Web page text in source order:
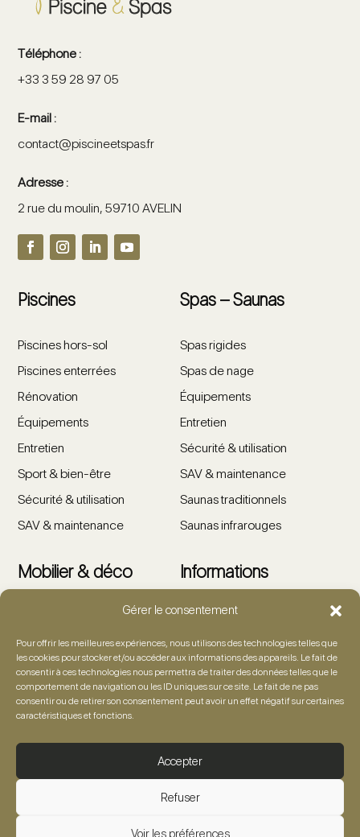
Gérer le consentement
Pour offrir les meilleures expériences, nous utilisons des technologies telles que
les cookies pour stocker et/ou accéder aux informations des appareils. Le fait de
consentir à ces technologies nous permettra de traiter des données telles que le
comportement de navigation ou les ID uniques sur ce site. Le fait de ne pas
consentir ou de retirer son consentement peut avoir un effet négatif sur certaines
caractéristiques et fonctions.
Accepter
Refuser
Voir les préférences
Téléphone :
+33 3 59 28 97 05
E-mail :
contact@piscineetspas.fr
Adresse :
2 rue du moulin, 59710 AVELIN
Piscines
Piscines hors-sol
Piscines enterrées
Rénovation
Équipements
Entretien
Sport & bien-être
Sécurité & utilisation
SAV & maintenance
Spas – Saunas
Spas rigides
Spas de nage
Équipements
Entretien
Sécurité & utilisation
SAV & maintenance
Saunas traditionnels
Saunas infrarouges
Mobilier & déco
Tables & chaises
Détente & lounge
Accessoires
Décoration outdoor
Informations
Showroom
Artiste
Foire aux questions
Demande de devis
Mentions légales
Confidentialité & cookies
CGV